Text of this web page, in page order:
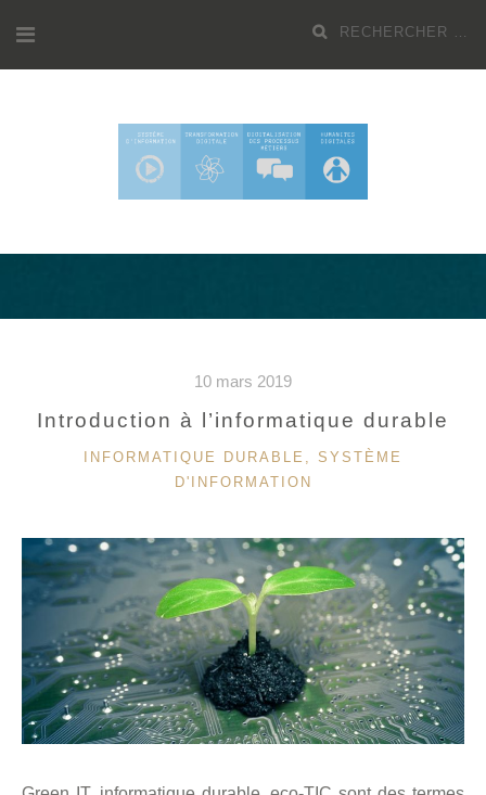
au
contenu
Recherche
10 mars 2019
Introduction à l’informatique durable
CATÉGORIES
INFORMATIQUE DURABLE , SYSTÈME
D'INFORMATION